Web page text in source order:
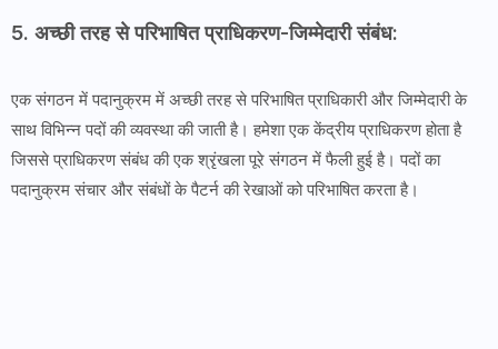
5. अच्छी तरह से परिभाषित प्राधिकरण-जिम्मेदारी संबंध:
एक संगठन में पदानुक्रम में अच्छी तरह से परिभाषित प्राधिकारी और जिम्मेदारी के
साथ विभिन्न पदों की व्यवस्था की जाती है। हमेशा एक केंद्रीय प्राधिकरण होता है
जिससे प्राधिकरण संबंध की एक श्रृंखला पूरे संगठन में फैली हुई है। पदों का
पदानुक्रम संचार और संबंधों के पैटर्न की रेखाओं को परिभाषित करता है।